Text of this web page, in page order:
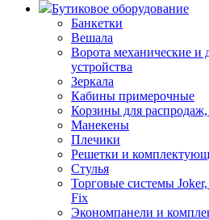
Бутиковое оборудование
Банкетки
Вешала
Ворота механические и
устройства
Зеркала
Кабины примерочные
Корзины для
Манекены
Плечики
Решетки и
Стулья
Торговые системы
Fix
Экономпанели и